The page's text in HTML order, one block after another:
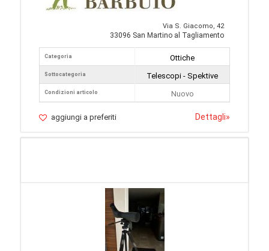
Via S. Giacomo, 42
33096 San Martino al Tagliamento
Categoria
Sottocategoria
Condizioni articolo
Ottiche
Telescopi - Spektive
Nuovo
aggiungi a preferiti Dettagli»